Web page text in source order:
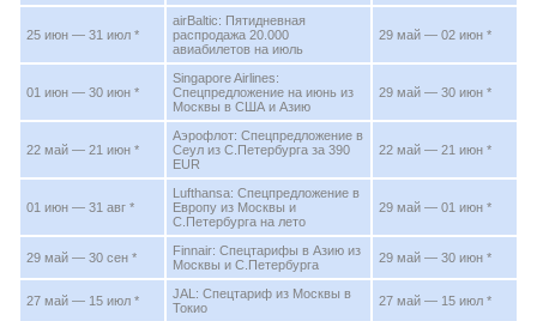
25 июн — 31 июл *
airBaltic: Пятидневная
распродажа 20.000
авиабилетов на июль
29 май — 02 июн *
01 июн — 30 июн *
Singapore Airlines:
Спецпредложение на июнь из
Москвы в США и Азию
29 май — 30 июн *
22 май — 21 июн *
Аэрофлот: Спецпредложение в
Сеул из С.Петербурга за 390
EUR
22 май — 21 июн *
01 июн — 31 авг *
Lufthansa: Спецпредложение в
Европу из Москвы и
С.Петербурга на лето
29 май — 01 июн *
29 май — 30 сен *
Finnair: Спецтарифы в Азию из
Москвы и С.Петербурга
29 май — 30 июн *
27 май — 15 июл *
JAL: Спецтариф из Москвы в
Токио
27 май — 15 июл *